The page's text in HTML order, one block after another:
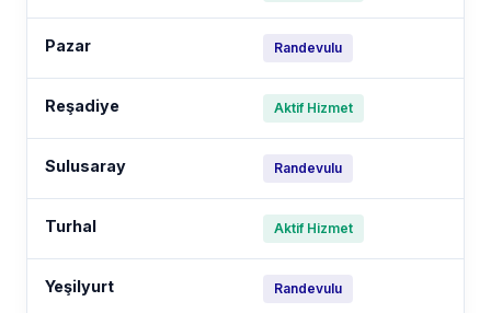
Pazar Randevulu
Reşadiye Aktif Hizmet
Sulusaray Randevulu
Turhal Aktif Hizmet
Yeşilyurt Randevulu